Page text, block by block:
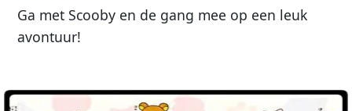
Ga met Scooby en de gang mee op een leuk
avontuur!